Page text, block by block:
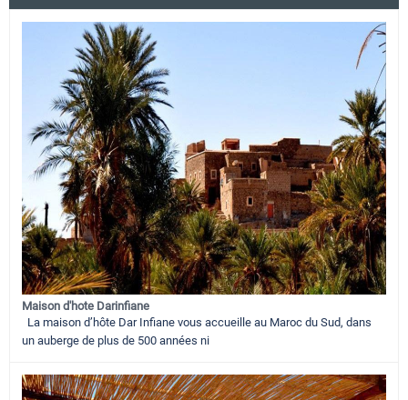
Maison d'hote Darinfiane
La maison d’hôte Dar Infiane vous accueille au Maroc du Sud, dans
un auberge de plus de 500 années ni